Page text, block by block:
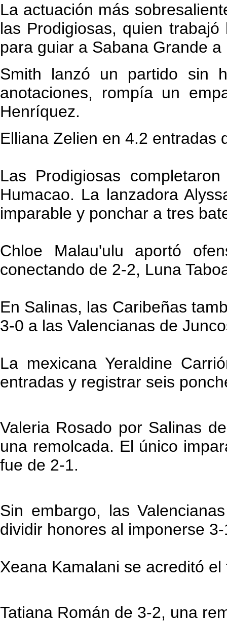
La actuación más
las Prodigiosas, quien
para guiar a Sabana Grande
Smith lanzó un partido sin
anotaciones, rompía un
Henríquez.
Elliana Zelien en 4.2 entradas
Las Prodigiosas
Humacao. La lanzadora
imparable y ponchar a tres
Chloe Malau'ulu aportó
conectando de 2-2, Luna
En Salinas, las Caribeñas
3-0 a las Valencianas de
La mexicana Yeraldine
entradas y registrar seis
Valeria Rosado por Salinas
una remolcada. El único
fue de 2-1.
Sin embargo, las
dividir honores al imponerse
Xeana Kamalani se acreditó
Tatiana Román de 3-2, una